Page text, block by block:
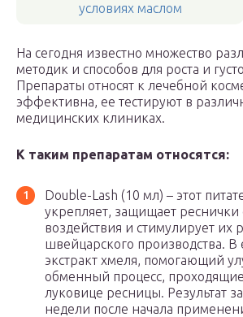
условиях маслом
На сегодня известно множество
методик и способов для роста и
Препараты относят к лечебной
эффективна, ее тестируют в
медицинских клиниках.
К таким препаратам относятся:
Double-Lash (10 мл) – этот
укрепляет, защищает реснички
воздействия и стимулирует их
швейцарского производства. В
экстракт хмеля, помогающий
обменный процесс,
луковице ресницы. Результат
недели после начала